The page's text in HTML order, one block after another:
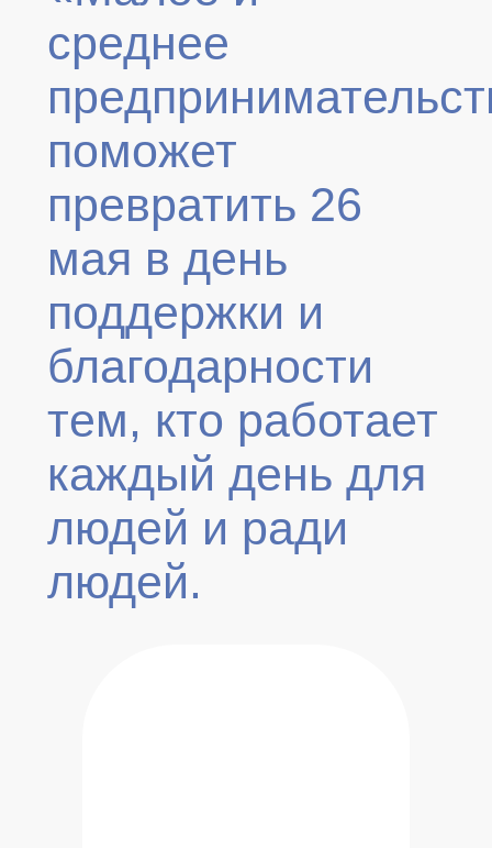
среднее
поможет
превратить 26
мая в день
поддержки и
благодарности
тем, кто работает
каждый день для
людей и ради
людей.